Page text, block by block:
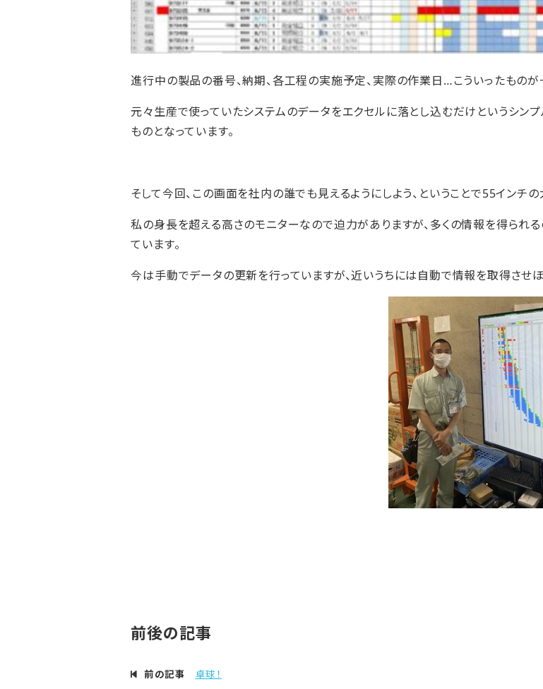
進行中の製品の番号、納期、各工程の実施予定、実際の作業日…こういったものが
元々生産で使っていたシステムのデータをエクセルに落とし込むだけというシン
ものとなっています。
そして今回、この画面を社内の誰でも見えるようにしよう、ということで55インチ
私の身長を超える高さのモニターなので迫力がありますが、多くの情報を得られ
ています。
今は手動でデータの更新を行っていますが、近いうちには自動で情報を取得させ
前後の記事
前の記事 卓球！